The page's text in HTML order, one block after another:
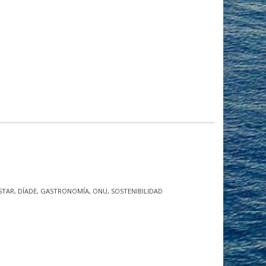
, DÍADE, GASTRONOMÍA, ONU, SOSTENIBILIDAD